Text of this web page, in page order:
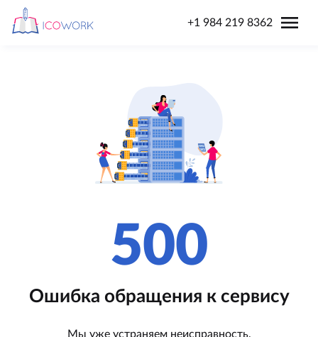
+1 984 219 8362 menu
500
Ошибка обращения к сервису
Мы уже устраняем неисправность,